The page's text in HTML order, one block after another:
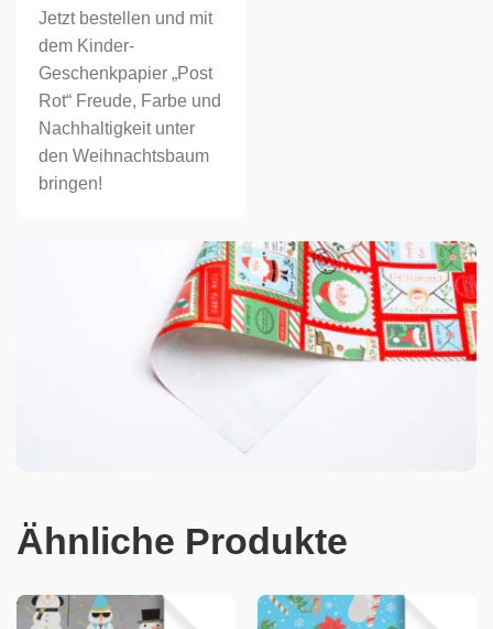
Jetzt bestellen und mit
dem Kinder-
Geschenkpapier „Post
Rot“ Freude, Farbe und
Nachhaltigkeit unter
den Weihnachtsbaum
bringen!
Ähnliche Produkte